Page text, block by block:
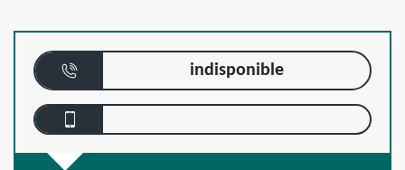
indisponible